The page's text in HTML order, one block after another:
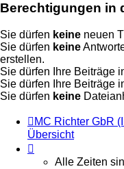
Berechtigungen in
Sie dürfen keine neuen
Sie dürfen keine
erstellen.
Sie dürfen Ihre Beiträge
Sie dürfen Ihre Beiträge
Sie dürfen keine
MC Richter GbR
Übersicht
Alle Zeiten